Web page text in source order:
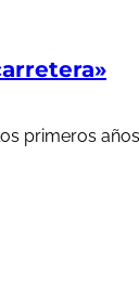
primeros